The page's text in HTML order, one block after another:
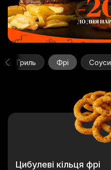
Гриль Фрі Соуси
Цибулеві кільця фрі